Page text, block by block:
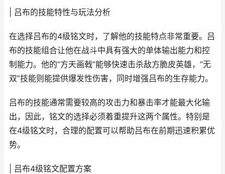
| 吕布的技能特性与玩法分析
在选择吕布的4级铭文时，了解他的技能特点非常重要。吕
布的技能组合让他在战斗中具有强大的单体输出能力和控
制能力。他的“方天画戟”能够快速击杀敌方脆皮英雄，“无
双”技能则能提供爆发性伤害，同时增强吕布的生存能力。
吕布的技能通常需要较高的攻击力和暴击率才能最大化输
出，因此，铭文的选择必须着重提升这两个属性。特别是
在4级铭文时，合理的配置可以帮助吕布在前期迅速积累优
势。
| 吕布4级铭文配置方案